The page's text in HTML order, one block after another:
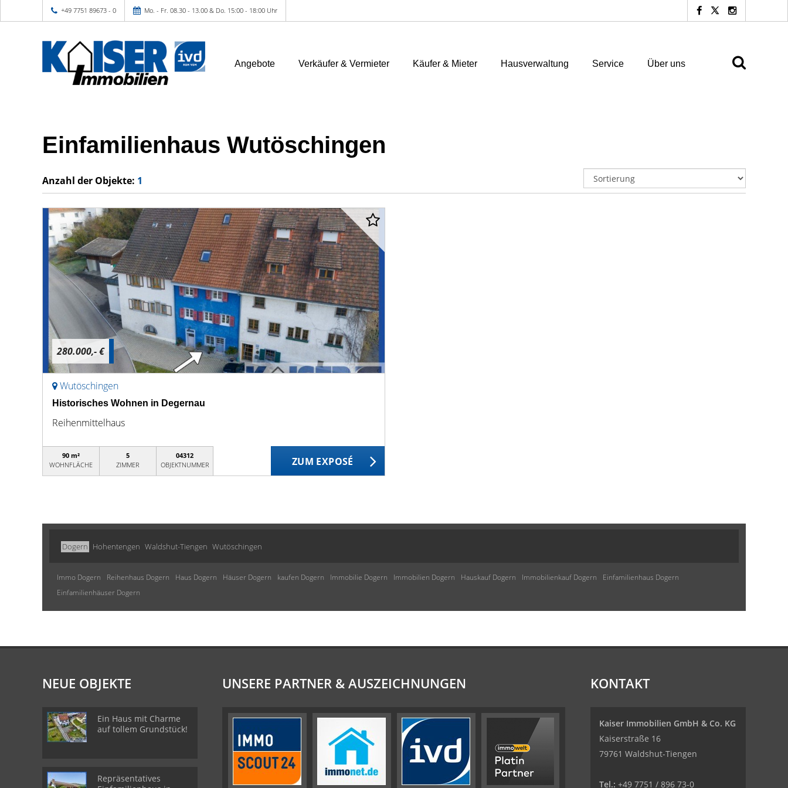
+49 7751 89673 - 0 Mo. - Fr. 08.30 - 13.00 & Do. 15:00 - 18:00 Uhr
Angebote Verkäufer & Vermieter Käufer & Mieter Hausverwaltung Service Über uns
Einfamilienhaus Wutöschingen
Anzahl der Objekte: 1
280.000,- €
Wutöschingen
Historisches Wohnen in Degernau
Reihenmittelhaus
90 m²
WOHNFLÄCHE
5
ZIMMER
04312
OBJEKTNUMMER
ZUM EXPOSÉ
Dogern Hohentengen Waldshut-Tiengen Wutöschingen
Immo Dogern Reihenhaus Dogern Haus Dogern Häuser Dogern kaufen Dogern Immobilie Dogern Immobilien Dogern Hauskauf Dogern Immobilienkauf Dogern
Einfamilienhaus Dogern
Einfamilienhäuser Dogern
NEUE OBJEKTE
Ein Haus mit Charme
auf tollem Grundstück!
Repräsentatives
UNSERE PARTNER & AUSZEICHNUNGEN KONTAKT
Kaiser Immobilien GmbH & Co. KG
Kaiserstraße 16
79761 Waldshut-Tiengen
Tel.: +49 7751 / 896 73-0